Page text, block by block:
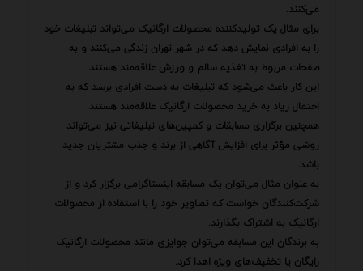
می‌کنند.
برای مثال یک تولیدکننده محصولات ارگانیک می‌تواند تبلیغات خود
را به افرادی نمایش دهد که در شهر تهران زندگی می‌کنند و به
صفحات مربوط به تغذیه سالم و ورزش علاقه‌مند هستند.
این کار باعث می‌شود که تبلیغات به دست افرادی برسد که به
احتمال زیاد به خرید محصولات ارگانیک علاقه‌مند هستند.
همچنین برگزاری مسابقات و کمپین‌های تبلیغاتی نیز می‌تواند
روشی مؤثر برای افزایش آگاهی از برند و جذب مشتریان جدید
باشد.
به عنوان مثال می‌توان یک مسابقه اینستاگرامی برگزار کرد و از
شرکت‌کنندگان خواست که تصاویر خود را با استفاده از محصولات
ارگانیک به اشتراک بگذارند.
به برندگان این مسابقه می‌توان جوایزی مانند محصولات ارگانیک
رایگان یا تخفیف‌های ویژه اهدا کرد.